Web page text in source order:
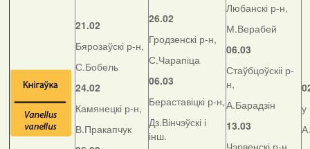
21.02
Бярозаўскі р-н,
С.Бобель
24.02
Камянецкі р-н,
В.Пракапчук
26.02
Гродзенскі р-н,
С.Чарапіца
06.03
Бераставіцкі р-н,
Дз.Вінчэўскі і
інш.
Любанскі р-н,
М.Верабей
06.03
Стаўбцоўскіі р-
н,
А.Барадзін
13.03
Чэрвенскі р-н,
у